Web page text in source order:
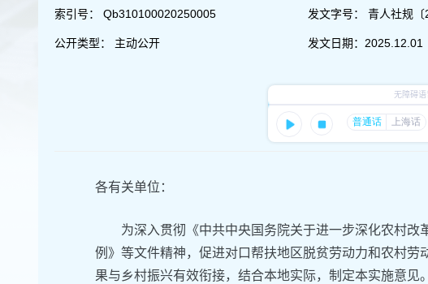
索引号： Qb310100020250005
公开类型： 主动公开
发文字号： 青人社规〔
发文日期： 2025.12.01
各有关单位：
为深入贯彻《中共中央国务院关于进一步深化农村
例》等文件精神，促进对口帮扶地区脱贫劳动力和农村
果与乡村振兴有效衔接，结合本地实际，制定本实施意见。